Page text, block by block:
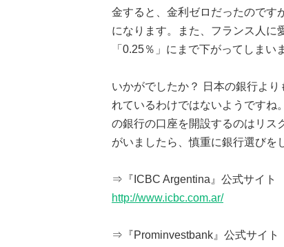
金すると、金利ゼロだったのです
になります。また、フランス人に
「0.25％」にまで下がってしまい
いかがでしたか？ 日本の銀行よ
れているわけではないようですね
の銀行の口座を開設するのはリス
がいましたら、慎重に銀行選びを
⇒『ICBC Argentina』公式サイト
http://www.icbc.com.ar/
⇒『Prominvestbank』公式サイト